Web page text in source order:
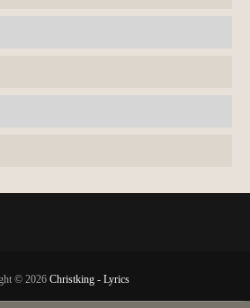
© 2026 Christking - Lyrics